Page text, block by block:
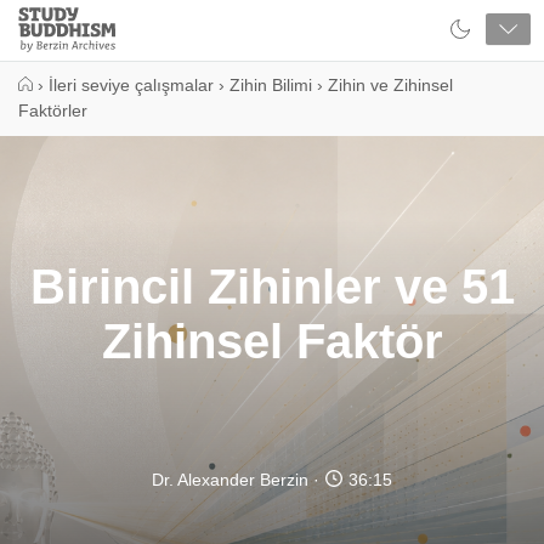
Close
Study
Buddhism
› İleri seviye çalışmalar › Zihin Bilimi › Zihin ve Zihinsel
Faktörler
Birincil Zihinler ve 51
Zihinsel Faktör
Dr. Alexander Berzin 36:15